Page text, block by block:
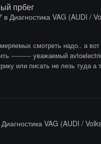
прбег
в Диагностика VAG (AUDI /
смотреть надо.. а
---------- уважаемый
или писать не лезь туда
Диагностика VAG (AUDI /